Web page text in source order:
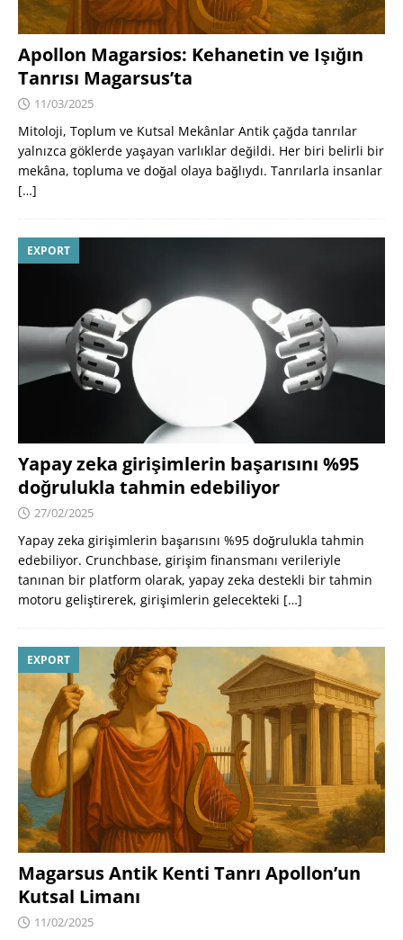
Apollon Magarsios: Kehanetin ve Işığın
Tanrısı Magarsus’ta
11/03/2025
Mitoloji, Toplum ve Kutsal Mekânlar Antik çağda tanrılar
yalnızca göklerde yaşayan varlıklar değildi. Her biri belirli bir
mekâna, topluma ve doğal olaya bağlıydı. Tanrılarla insanlar
[…]
EXPORT
Yapay zeka girişimlerin başarısını %95
doğrulukla tahmin edebiliyor
27/02/2025
Yapay zeka girişimlerin başarısını %95 doğrulukla tahmin
edebiliyor. Crunchbase, girişim finansmanı verileriyle
tanınan bir platform olarak, yapay zeka destekli bir tahmin
motoru geliştirerek, girişimlerin gelecekteki […]
EXPORT
Magarsus Antik Kenti Tanrı Apollon’un
Kutsal Limanı
11/02/2025